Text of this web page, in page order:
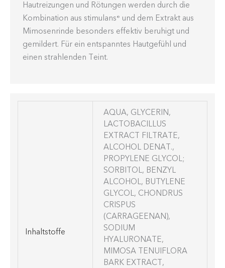
Hautreizungen und Rötungen werden durch die
Kombination aus stimulans® und dem Extrakt aus
Mimosenrinde besonders effektiv beruhigt und
gemildert. Für ein entspanntes Hautgefühl und
einen strahlenden Teint.
Inhaltstoffe
AQUA, GLYCERIN,
LACTOBACILLUS
EXTRACT FILTRATE,
ALCOHOL DENAT.,
PROPYLENE GLYCOL;
SORBITOL, BENZYL
ALCOHOL, BUTYLENE
GLYCOL, CHONDRUS
CRISPUS
(CARRAGEENAN),
SODIUM
HYALURONATE,
MIMOSA TENUIFLORA
BARK EXTRACT,